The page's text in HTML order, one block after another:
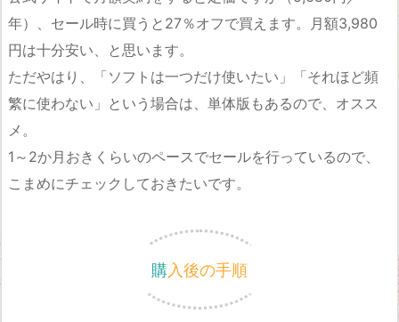
年）、セール時に買うと27％オフで買えます。月額3,980
円は十分安い、と思います。
ただやはり、「ソフトは一つだけ使いたい」「それほど頻
繁に使わない」という場合は、単体版もあるので、オスス
メ。
1～2か月おきくらいのペースでセールを行っているので、
こまめにチェックしておきたいです。
購入後の手順